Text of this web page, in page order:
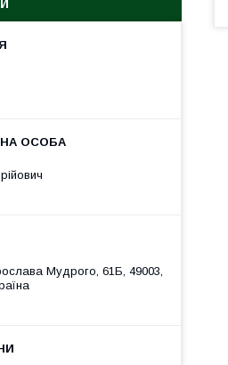
Мудрого, 61Б, 49003,